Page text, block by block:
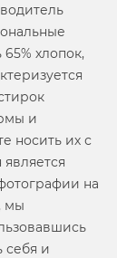
хлопок,
и
носить их с
на
мы
себя и